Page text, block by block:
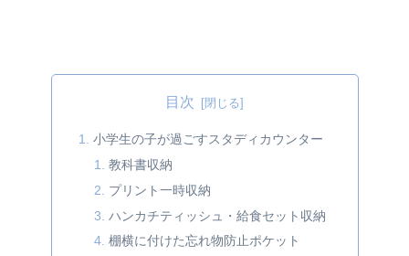
目次
小学生の子が過ごすスタディカウンター
教科書収納
プリント一時収納
ハンカチティッシュ・給食セット収納
棚横に付けた忘れ物防止ポケット